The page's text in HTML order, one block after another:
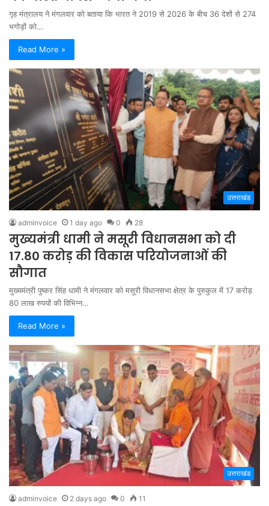
गृह मंत्रालय ने मंगलवार को बताया कि भारत ने 2019 से 2026 के बीच 36 देशों से 274
भगोड़ों को…
Read More »
उत्तराखंड
adminvoice 1 day ago 0 28
मुख्यमंत्री धामी ने मसूरी विधानसभा को दी
17.80 करोड़ की विकास परियोजनाओं की
सौगात
मुख्यमंत्री पुष्कर सिंह धामी ने मंगलवार को मसूरी विधानसभा क्षेत्र के पुरुकुल में 17 करोड़
80 लाख रुपयों की विभिन्न…
Read More »
उत्तराखंड
adminvoice 2 days ago 0 11